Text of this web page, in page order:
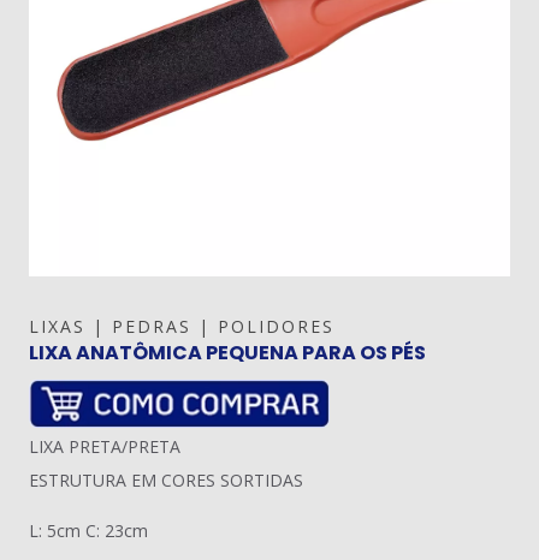
LIXAS | PEDRAS | POLIDORES
LIXA ANATÔMICA PEQUENA PARA OS PÉS
LIXA PRETA/PRETA
ESTRUTURA EM CORES SORTIDAS
L: 5cm C: 23cm